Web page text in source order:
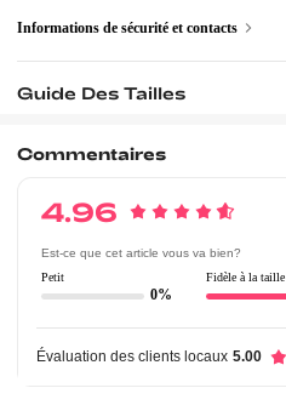
Informations de sécurité et contacts
Guide Des Tailles
Commentaires
4.96
Est-ce que cet article vous va bien?
Petit
0%
Fidèle à la taille
Évaluation des clients locaux 5.00